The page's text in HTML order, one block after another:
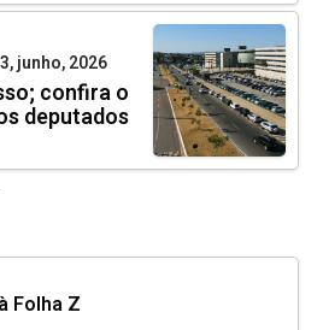
junho, 2026
confira o
deputados
Folha Z